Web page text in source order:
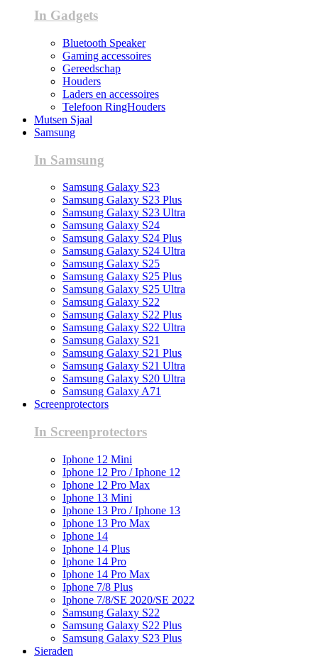
In Gadgets
Bluetooth Speaker
Gaming accessoires
Gereedschap
Houders
Laders en accessoires
Telefoon RingHouders
Mutsen Sjaal
Samsung
In Samsung
Samsung Galaxy S23
Samsung Galaxy S23 Plus
Samsung Galaxy S23 Ultra
Samsung Galaxy S24
Samsung Galaxy S24 Plus
Samsung Galaxy S24 Ultra
Samsung Galaxy S25
Samsung Galaxy S25 Plus
Samsung Galaxy S25 Ultra
Samsung Galaxy S22
Samsung Galaxy S22 Plus
Samsung Galaxy S22 Ultra
Samsung Galaxy S21
Samsung Galaxy S21 Plus
Samsung Galaxy S21 Ultra
Samsung Galaxy S20 Ultra
Samsung Galaxy A71
Screenprotectors
In Screenprotectors
Iphone 12 Mini
Iphone 12 Pro / Iphone 12
Iphone 12 Pro Max
Iphone 13 Mini
Iphone 13 Pro / Iphone 13
Iphone 13 Pro Max
Iphone 14
Iphone 14 Plus
Iphone 14 Pro
Iphone 14 Pro Max
Iphone 7/8 Plus
Iphone 7/8/SE 2020/SE 2022
Samsung Galaxy S22
Samsung Galaxy S22 Plus
Samsung Galaxy S23 Plus
Sieraden